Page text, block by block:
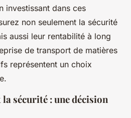
investissant dans ces
non seulement la sécurité
aussi leur rentabilité à long
de transport de matières
représentent un choix
sécurité : une décision